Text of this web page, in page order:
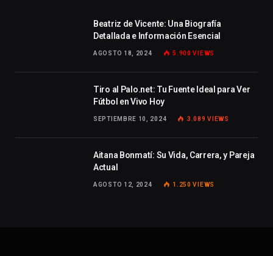
Beatriz de Vicente: Una Biografía
Detallada e Información Esencial
AGOSTO 18, 2024 5.900VIEWS
Tiro al Palo.net: Tu Fuente Ideal para Ver
Fútbol en Vivo Hoy
SEPTIEMBRE 10, 2024 3.089VIEWS
Aitana Bonmatí: Su Vida, Carrera, y Pareja
Actual
AGOSTO 12, 2024 1.250VIEWS